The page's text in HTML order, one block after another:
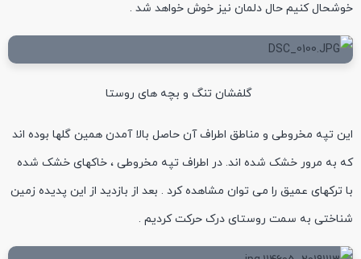
خوشحال کنیم حال دلمان نیز خوش خواهد شد .
گلفشان تنگ و بچه های روستا
این تپه مخروطی و مناطق اطراف آن حاصل بالا آمدن همین گلها بوده اند
که به مرور خشک شده اند. در اطراف تپه مخروطی ، خاکهای خشک شده
با ترکهای عمیق را می توان مشاهده کرد . بعد از بازدید از این پدیده زمین
شناختی به سمت روستای درک حرکت کردیم .